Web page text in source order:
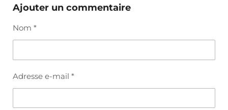
t
a
e
t
a
t
a
t
a
Ajouter un commentaire
Nom *
Adresse e-mail *